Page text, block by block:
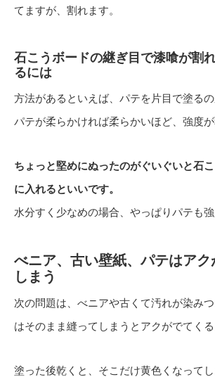
てますが、割れます。
石こうボードの継ぎ目で漆喰が割
るには
方法があるといえば、パテを片目で塗るの
パテが柔らかければ柔らかいほど、強度が
ちょっと堅めにぬったのがぐいぐいと石
に入れるといいです。
水分すく少なめの場合、やっぱりパテも強
べニア、古い壁紙、パテはアク
しまう
次の問題は、べニアや古くて汚れが染み
はそのまま縫ってしまうとアクがでてくる
塗った後乾くと、そこだけ黄色くなってし